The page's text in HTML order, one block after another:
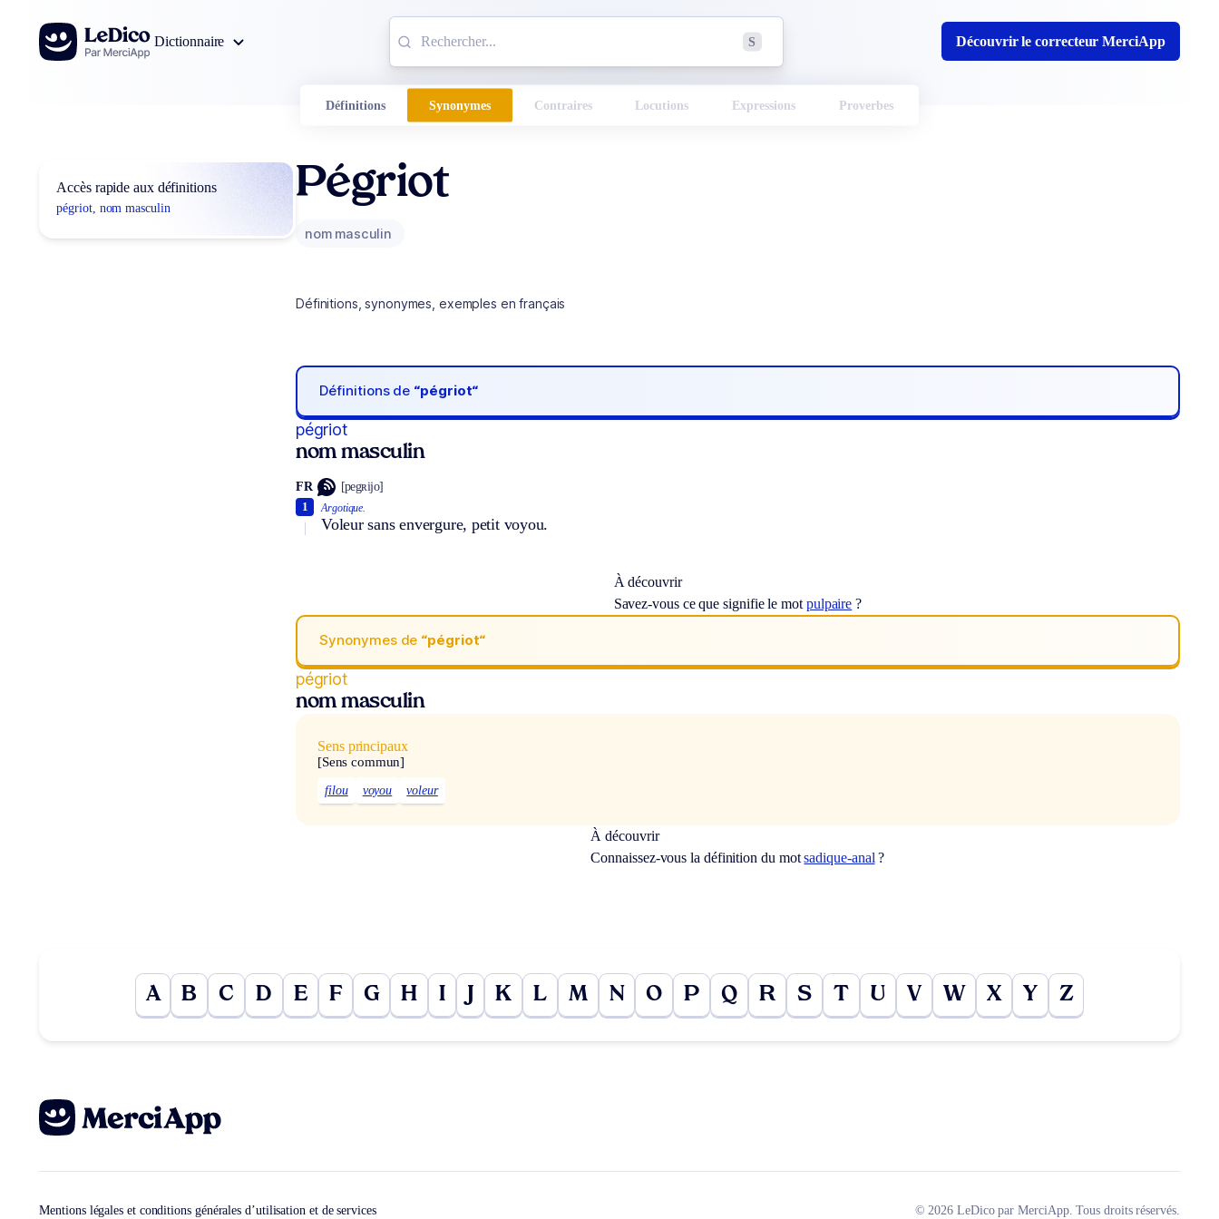
Aller au contenu
Dictionnaire
S Découvrir le correcteur MerciApp
Définitions Synonymes Contraires Locutions Expressions Proverbes
Accès rapide aux définitions
pégriot, nom masculin
Pégriot
nom masculin
Définitions, synonymes, exemples en français
Définitions de “pégriot“
pégriot
nom masculin
FR [pegʀijo]
Argotique.
Voleur sans envergure, petit voyou.
1
À découvrir
Savez-vous ce que signifie le mot pulpaire ?
Synonymes de “pégriot“
pégriot
nom masculin
Sens principaux
[Sens commun]
filou voyou voleur
À découvrir
Connaissez-vous la définition du motsadique-anal ?
A B C D E F G H I J K L M N O P Q R S T U V W X Y Z
Mentions légales et conditions générales d’utilisation et de services © 2026 LeDico par MerciApp. Tous droits réservés.